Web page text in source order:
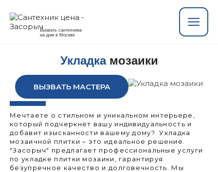
Вызвать сантехника
на дом в Москве
Укладкамозаики
ВЫЗВАТЬ МАСТЕРА
Мечтаете о стильном и уникальном интерьере,
который подчеркнёт вашу индивидуальность и
добавит изысканности вашему дому? Укладка
мозаичной плитки – это идеальное решение.
"Засорыч" предлагает профессиональные услуги
по укладке плитки мозаики, гарантируя
безупречное качество и долговечность. Мы